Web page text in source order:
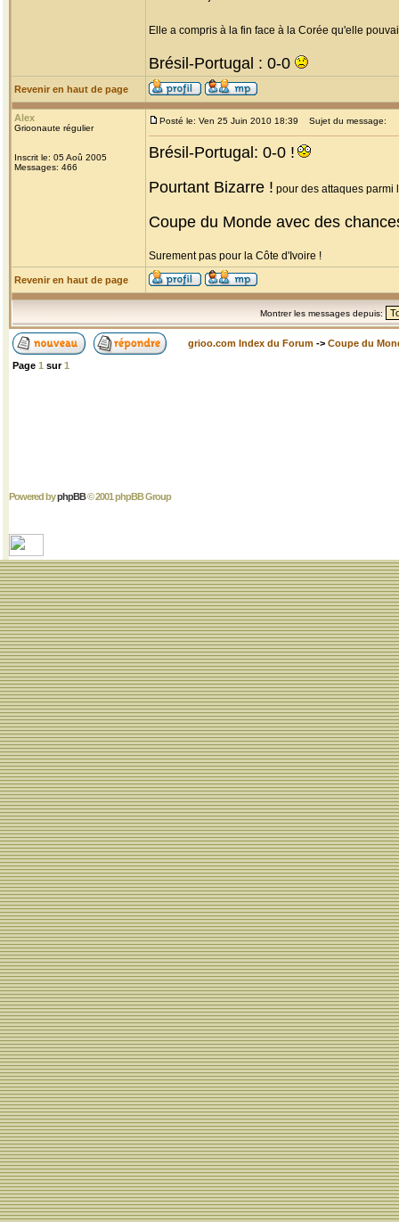
Elle a compris à la fin face à la Corée qu'elle
Brésil-Portugal : 0-0
Revenir en haut de page
Alex
Grioonaute régulier
Inscrit le: 05 Aoû 2005
Messages: 466
Posté le: Ven 25 Juin 2010 18:39 Sujet du message:
Brésil-Portugal: 0-0 !
Pourtant Bizarre ! pour des attaques parmi
Coupe du Monde avec des
Surement pas pour la Côte d'Ivoire !
Revenir en haut de page
Montrer les messages depuis:
grioo.com Index du Forum -> Coupe du
Page 1 sur1
Powered byphpBB© 2001 phpBB Group